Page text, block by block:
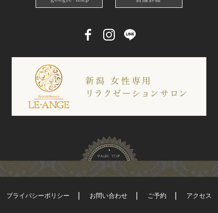
プライバシーポリシー お問い合わせ ご予約 アクセス